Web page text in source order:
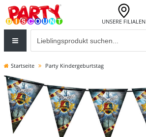
UNSERE FILIALEN
Startseite Party Kindergeburtstag